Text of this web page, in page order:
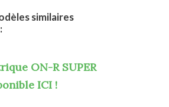
similaires
ON-R SUPER
ICI !